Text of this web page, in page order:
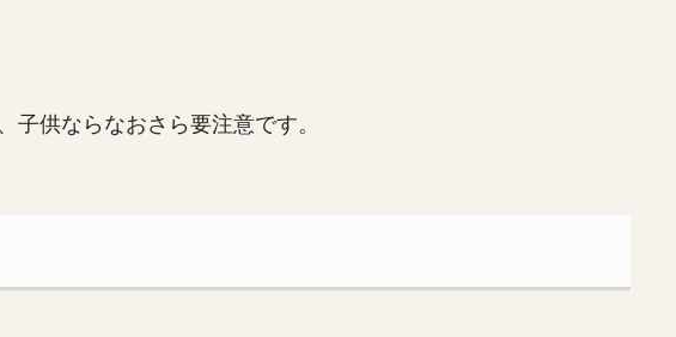
供ならなおさら要注意です。